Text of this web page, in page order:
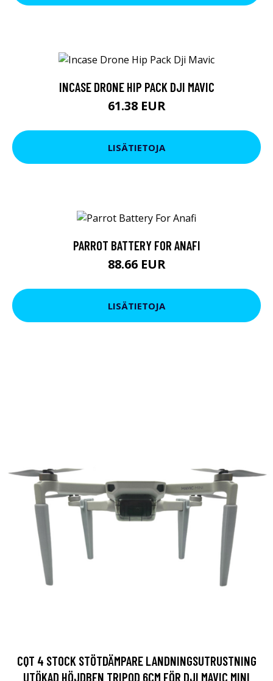
INCASE DRONE HIP PACK DJI MAVIC
61.38 EUR
LISÄTIETOJA
PARROT BATTERY FOR ANAFI
88.66 EUR
LISÄTIETOJA
CQT 4 STOCK STÖTDÄMPARE LANDNINGSUTRUSTNING
UTÖKAD HÖJDBEN TRIPOD 6CM FÖR DJI MAVIC MINI